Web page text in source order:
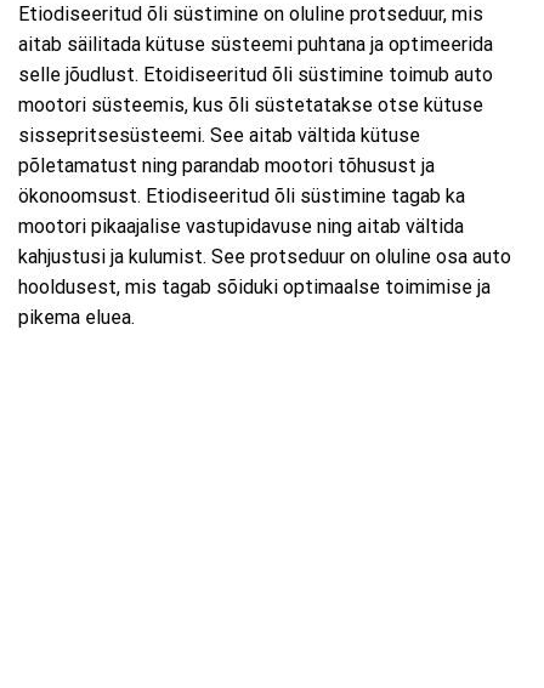
Etiodiseeritud õli süstimine on oluline protseduur, mis
aitab säilitada kütuse süsteemi puhtana ja optimeerida
selle jõudlust. Etoidiseeritud õli süstimine toimub auto
mootori süsteemis, kus õli süstetatakse otse kütuse
sissepritsesüsteemi. See aitab vältida kütuse
põletamatust ning parandab mootori tõhusust ja
ökonoomsust. Etiodiseeritud õli süstimine tagab ka
mootori pikaajalise vastupidavuse ning aitab vältida
kahjustusi ja kulumist. See protseduur on oluline osa auto
hooldusest, mis tagab sõiduki optimaalse toimimise ja
pikema eluea.